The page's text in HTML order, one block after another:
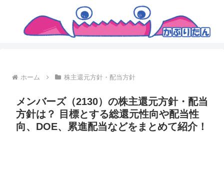
ホーム 株主還元方針・配当方針
メンバーズ（2130）の株主還元方針・配当
方針は？ 目標とする総還元性向や配当性
向、DOE、累進配当などをまとめて紹介！